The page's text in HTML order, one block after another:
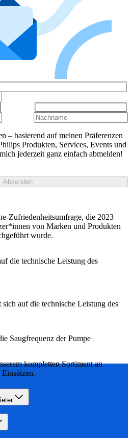
– basierend auf meinen Präferenzen
Produkten, Services, Events und
jederzeit ganz einfach abmelden!
Absenden
Zufriedenheitsumfrage, die 2023
von Marken und Produkten
wurde.
die technische Leistung des
auf die technische Leistung des
Saugfrequenz der Pumpe
kompletten Sortiment an